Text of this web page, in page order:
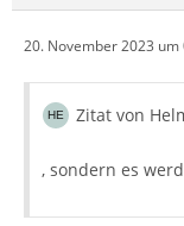
20. November 2023 um
Zitat von
, sondern es